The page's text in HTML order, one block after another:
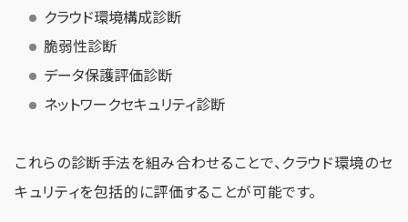
クラウド環境構成診断
脆弱性診断
データ保護評価診断
ネットワークセキュリティ診断
これらの診断手法を組み合わせることで、クラウド環境のセ
キュリティを包括的に評価することが可能です。